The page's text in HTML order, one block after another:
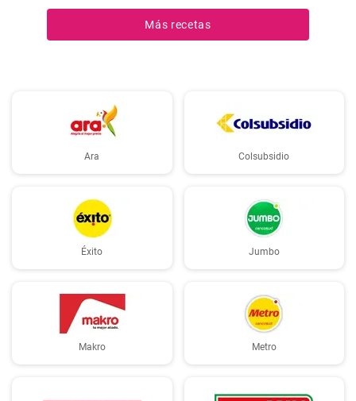
Más recetas
Ara Colsubsidio
Éxito Jumbo
Makro Metro